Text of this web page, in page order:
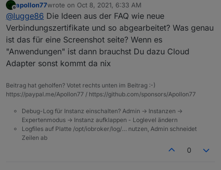
seit einiger Zeit läuft bei mir der iot-Adapter/Skill nicht
mehr.
Der Adapter selber ist verbunden und grün, die logs
im iobroker sehen gut aus.
Allerdings findet Alexa keine Geräte.
Wenn ich mich auf iobroker.proeinlogge klappt der
Verbindungsaufbau zu meinem Adapter nicht.
Ich bekomme dauerhaft die Meldung "internal error"
Vermutlich kann mein Adapter nicht erreicht werden.
Das würde auch erklären warum Alexa keine Geräte
Hat jemand Ideen?
Offline
apollon77wrote on Oct 8, 2021, 6:33 AM
last edited by
@lugge86 Die Ideen aus der FAQ wie neue
Verbindungszertifikate und so abgearbeitet? Was genau
ist das für eine Screenshot seite? Wenn es
"Anwendungen" ist dann brauchst Du dazu Cloud
Adapter sonst kommt da nix
Beitrag hat geholfen? Votet rechts unten im Beitrag :-)
https://paypal.me/Apollon77 / https://github.com/sponsors/Apollon77
Debug-Log für Instanz einschalten? Admin -> Instanzen ->
Expertenmodus -> Instanz aufklappen - Loglevel ändern
Logfiles auf Platte /opt/iobroker/log/… nutzen, Admin schneidet
Zeilen ab
0